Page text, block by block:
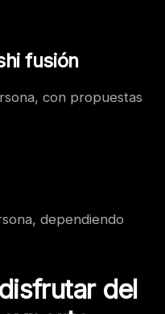
fusión
con propuestas
dependiendo
del